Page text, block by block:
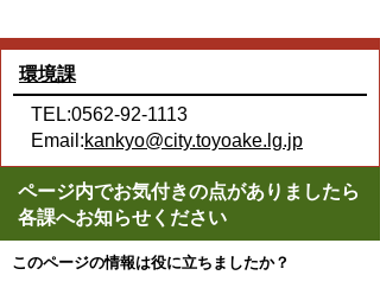
環境課
TEL:0562-92-1113
Email:kankyo@city.toyoake.lg.jp
ページ内でお気付きの点がありましたら
各課へお知らせください
このページの情報は役に立ちましたか？